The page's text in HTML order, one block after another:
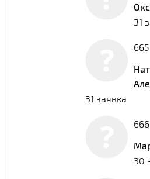
31
665
31 заявка
666
30